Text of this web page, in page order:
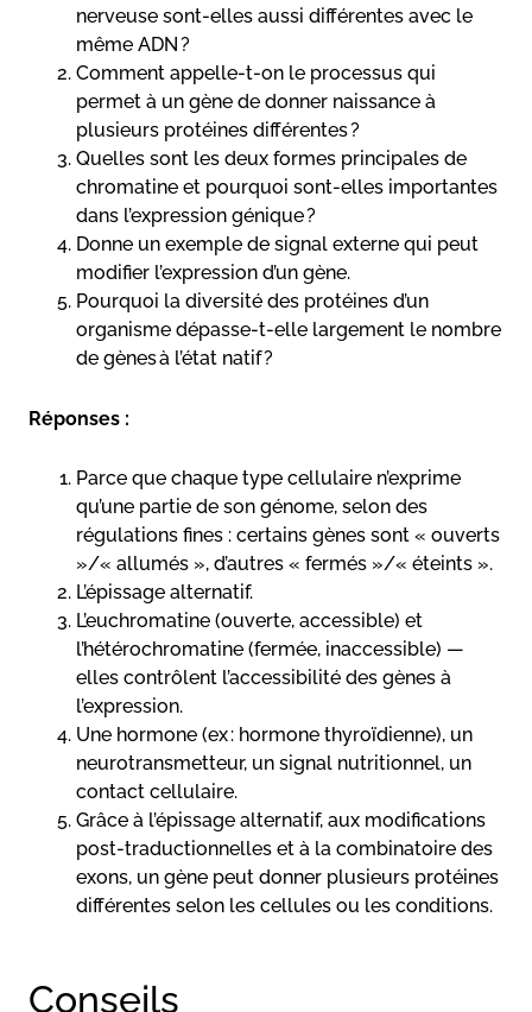
nerveuse sont-elles aussi différentes avec le
même ADN ?
Comment appelle-t-on le processus qui
permet à un gène de donner naissance à
plusieurs protéines différentes ?
Quelles sont les deux formes principales de
chromatine et pourquoi sont-elles importantes
dans l’expression génique ?
Donne un exemple de signal externe qui peut
modifier l’expression d’un gène.
Pourquoi la diversité des protéines d’un
organisme dépasse-t-elle largement le nombre
de gènes à l’état natif ?
Réponses :
Parce que chaque type cellulaire n’exprime
qu’une partie de son génome, selon des
régulations fines : certains gènes sont « ouverts
»/« allumés », d’autres « fermés »/« éteints ».
L’épissage alternatif.
L’euchromatine (ouverte, accessible) et
l’hétérochromatine (fermée, inaccessible) —
elles contrôlent l’accessibilité des gènes à
l’expression.
Une hormone (ex : hormone thyroïdienne), un
neurotransmetteur, un signal nutritionnel, un
contact cellulaire.
Grâce à l’épissage alternatif, aux modifications
post-traductionnelles et à la combinatoire des
exons, un gène peut donner plusieurs protéines
différentes selon les cellules ou les conditions.
Conseils